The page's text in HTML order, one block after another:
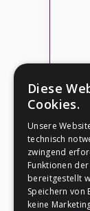
Diese
Cookies.
Unsere
technisch
zwingend
Funktionen
bereitgestellt
Speichern von
keine